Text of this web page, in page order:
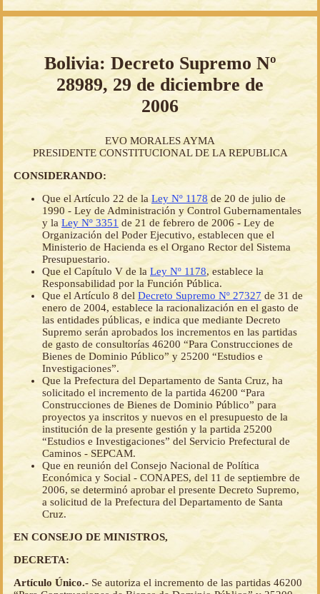
Bolivia: Decreto Supremo Nº
28989, 29 de diciembre de
2006
EVO MORALES AYMA
PRESIDENTE CONSTITUCIONAL DE LA REPUBLICA
CONSIDERANDO:
Que el Artículo 22 de la Ley Nº 1178de 20 de julio de
1990 - Ley de Administración y Control Gubernamentales
y la Ley Nº 3351 de 21 de febrero de 2006 - Ley de
Organización del Poder Ejecutivo, establecen que el
Ministerio de Hacienda es el Organo Rector del Sistema
Presupuestario.
Que el Capítulo V de la Ley Nº 1178, establece la
Responsabilidad por la Función Pública.
Que el Artículo 8 del Decreto Supremo Nº 27327 de 31 de
enero de 2004, establece la racionalización en el gasto de
las entidades públicas, e indica que mediante Decreto
Supremo serán aprobados los incrementos en las partidas
de gasto de consultorías 46200 “Para Construcciones de
Bienes de Dominio Público” y 25200 “Estudios e
Investigaciones”.
Que la Prefectura del Departamento de Santa Cruz, ha
solicitado el incremento de la partida 46200 “Para
Construcciones de Bienes de Dominio Público” para
proyectos ya inscritos y nuevos en el presupuesto de la
institución de la presente gestión y la partida 25200
“Estudios e Investigaciones” del Servicio Prefectural de
Caminos - SEPCAM.
Que en reunión del Consejo Nacional de Política
Económica y Social - CONAPES, del 11 de septiembre de
2006, se determinó aprobar el presente Decreto Supremo,
a solicitud de la Prefectura del Departamento de Santa
Cruz.
EN CONSEJO DE MINISTROS,
DECRETA:
Artículo Único.- Se autoriza el incremento de las partidas 46200